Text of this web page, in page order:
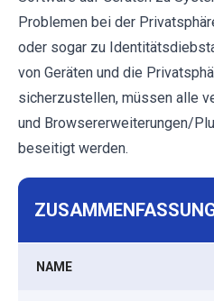
Problemen bei der
oder sogar zu
von Geräten und die
sicherzustellen, müssen alle
und Browsererweiterungen/
beseitigt werden.
NAME